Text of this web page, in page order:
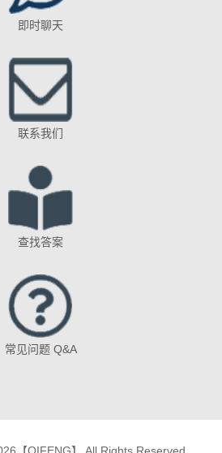
即时聊天
联系我们
查找答案
常见问题 Q&A